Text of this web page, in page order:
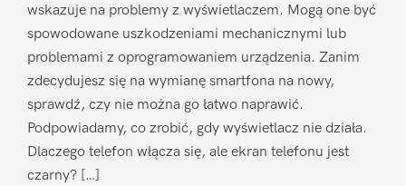
wskazuje na problemy z wyświetlaczem. Mogą one być
spowodowane uszkodzeniami mechanicznymi lub
problemami z oprogramowaniem urządzenia. Zanim
zdecydujesz się na wymianę smartfona na nowy,
sprawdź, czy nie można go łatwo naprawić.
Podpowiadamy, co zrobić, gdy wyświetlacz nie działa.
Dlaczego telefon włącza się, ale ekran telefonu jest
czarny? […]